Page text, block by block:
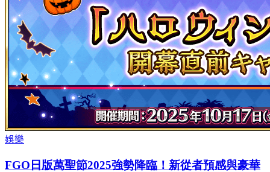
娛樂
FGO日版萬聖節2025強勢降臨！新從者預感與豪華